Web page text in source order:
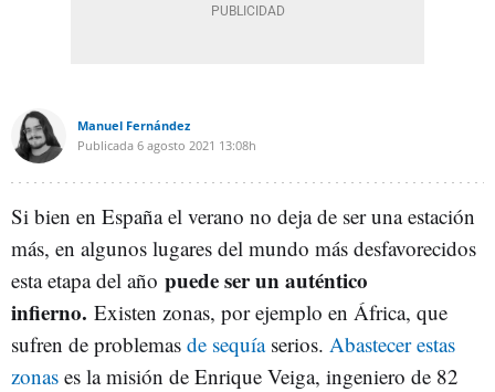
Manuel Fernández
Publicada 6 agosto 2021 13:08h
Si bien en España el verano no deja de ser una estación
más, en algunos lugares del mundo más desfavorecidos
esta etapa del año puede ser un auténtico
infierno. Existen zonas, por ejemplo en África, que
sufren de problemas de sequíaserios. Abastecer estas
zonas es la misión de Enrique Veiga, ingeniero de 82